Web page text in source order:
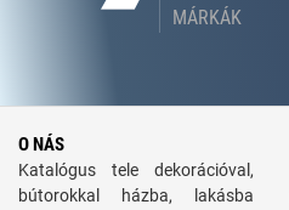
MÁRKÁK
O NÁS
Katalógus tele dekorációval,
bútorokkal házba, lakásba